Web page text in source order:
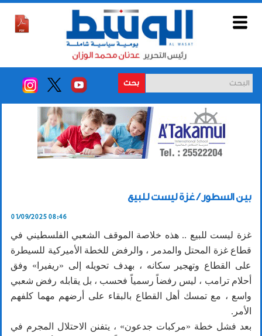
بحث
بين السطور / غزة ليست للبيع
01/09/2025 08:46
غزة ليست للبيع .. هذه خلاصة الموقف الشعبي الفلسطيني في
قطاع غزة المحتل والمدمر ، والرفض للخطة الأميركية للسيطرة
على القطاع وتهجير سكانه ، بهدف تحويله إلى «ريفيرا» وفق
أحلام ترامب ، ليس رفضاً رسمياً فحسب ، بل يقابله رفض شعبي
واسع ، مع تمسك أهل القطاع بالبقاء على أرضهم مهما كلفهم
الأمر.
بعد فشل خطة «مركبات جدعون» ، يتفنن الاحتلال المجرم في